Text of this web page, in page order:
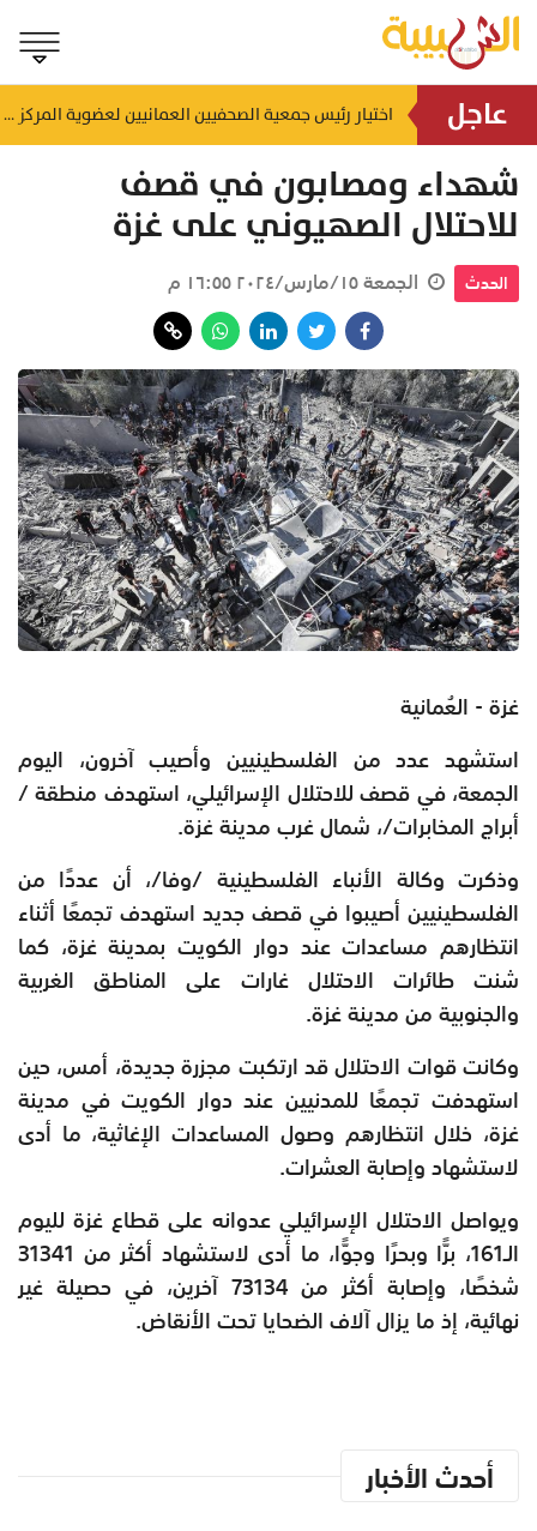
عاجل إنجاز بحري جديد.. القبطان محمد البوسعيدي أول عُماني يقود ناقلة منتجات نفطية متوسطة المدى منذ ١١ ساعة اختيار رئيس جمعية الصحفيين العمانيين لعضوية المركز الدولي لمكافحة التضليل (ICCMD)
شهداء ومصابون في قصف
للاحتلال الصهيوني على غزة
الحدث الجمعة ١٥/مارس/٢٠٢٤ ١٦:٥٥ م
غزة - العُمانية
استشهد عدد من الفلسطينيين وأصيب آخرون، اليوم
الجمعة، في قصف للاحتلال الإسرائيلي، استهدف منطقة /
أبراج المخابرات/، شمال غرب مدينة غزة.
وذكرت وكالة الأنباء الفلسطينية /وفا/، أن عددًا من
الفلسطينيين أصيبوا في قصف جديد استهدف تجمعًا أثناء
انتظارهم مساعدات عند دوار الكويت بمدينة غزة، كما
شنت طائرات الاحتلال غارات على المناطق الغربية
والجنوبية من مدينة غزة.
وكانت قوات الاحتلال قد ارتكبت مجزرة جديدة، أمس، حين
استهدفت تجمعًا للمدنيين عند دوار الكويت في مدينة
غزة، خلال انتظارهم وصول المساعدات الإغاثية، ما أدى
لاستشهاد وإصابة العشرات.
ويواصل الاحتلال الإسرائيلي عدوانه على قطاع غزة لليوم
الـ161، برًّا وبحرًا وجوًّا، ما أدى لاستشهاد أكثر من 31341
شخصًا، وإصابة أكثر من 73134 آخرين، في حصيلة غير
نهائية، إذ ما يزال آلاف الضحايا تحت الأنقاض.
أحدث الأخبار